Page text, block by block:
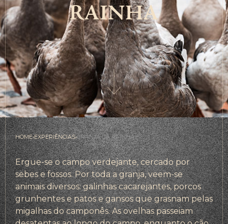
RAINHA
HOME›EXPERIÊNCIAS›GRANJA DA RAINHA
Ergue-se o campo verdejante, cercado por
sebes e fossos. Por toda a granja, veem-se
animais diversos: galinhas cacarejantes, porcos
grunhentes e patos e gansos que grasnam pelas
migalhas do camponês. As ovelhas passeiam